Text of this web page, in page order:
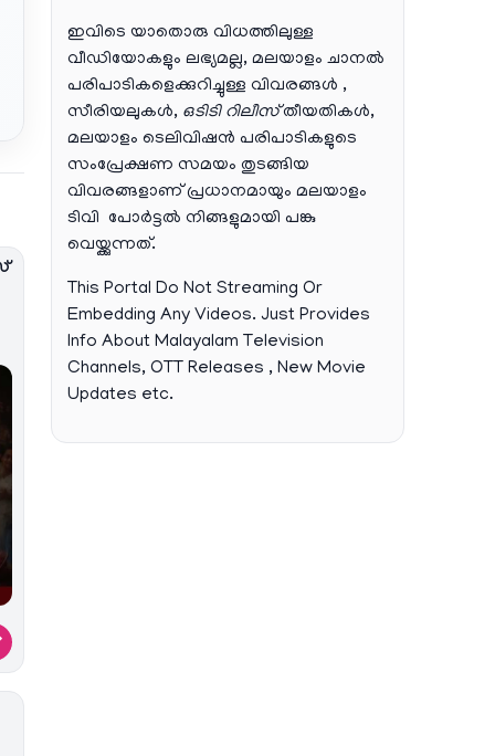
ഇവിടെ യാതൊരു വിധത്തിലുള്ള
വീഡിയോകളും ലഭ്യമല്ല, മലയാളം ചാനല്‍
പരിപാടികളെക്കുറിച്ചുള്ള വിവരങ്ങള്‍ ,
സീരിയലുകള്‍, ഒടിടി റിലീസ്തീയതികള്‍,
മലയാളം ടെലിവിഷന്‍ പരിപാടികളുടെ
സംപ്രേക്ഷണ സമയം തുടങ്ങിയ
വിവരങ്ങളാണ് പ്രധാനമായും മലയാളം
ടിവി പോര്‍ട്ടല്‍ നിങ്ങളുമായി പങ്കു
വെയ്ക്കുന്നത്.
This Portal Do Not Streaming Or
Embedding Any Videos. Just Provides
Info About Malayalam Television
Channels, OTT Releases , New Movie
Updates etc.